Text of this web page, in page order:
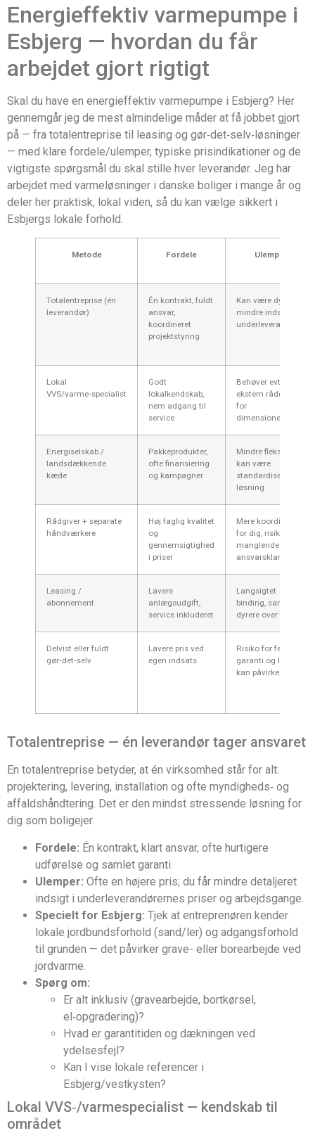
Energieffektiv varmepumpe i
Esbjerg — hvordan du får
arbejdet gjort rigtigt
Skal du have en energieffektiv varmepumpe i Esbjerg? Her
gennemgår jeg de mest almindelige måder at få jobbet gjort
på — fra totalentreprise til leasing og gør‑det‑selv‑løsninger
— med klare fordele/ulemper, typiske prisindikationer og de
vigtigste spørgsmål du skal stille hver leverandør. Jeg har
arbejdet med varmeløsninger i danske boliger i mange år og
deler her praktisk, lokal viden, så du kan vælge sikkert i
Esbjergs lokale forhold.
Metode Fordele Ulemper
Totalentreprise (én
leverandør)
Én kontrakt, fuldt
ansvar,
koordineret
projektstyring
Kan være dyrere;
mindre indsigt i
underleverandører
Lokal
VVS/varme‑specialist
Godt
lokalkendskab,
nem adgang til
service
Behøver evt.
ekstern rådgiver
for
dimensionering
Energiselskab /
landsdækkende
kæde
Pakkeprodukter,
ofte finansiering
og kampagner
Mindre fleksibel,
kan være
standardiseret
løsning
Rådgiver + separate
håndværkere
Høj faglig kvalitet
og
gennemsigtighed
i priser
Mere koordinering
for dig, risiko ved
manglende
ansvarsklarhed
Leasing /
abonnement
Lavere
anlægsudgift,
service inkluderet
Langsigtet
binding, samlet
dyrere over tid
Delvist eller fuldt
gør‑det‑selv
Lavere pris ved
egen indsats
Risiko for fejl,
garanti og lovkrav
kan påvirkes
Totalentreprise — én leverandør tager ansvaret
En totalentreprise betyder, at én virksomhed står for alt:
projektering, levering, installation og ofte myndigheds‑ og
affaldshåndtering. Det er den mindst stressende løsning for
dig som boligejer.
Fordele: Én kontrakt, klart ansvar, ofte hurtigere
udførelse og samlet garanti.
Ulemper: Ofte en højere pris; du får mindre detaljeret
indsigt i underleverandørernes priser og arbejdsgange.
Specielt for Esbjerg: Tjek at entreprenøren kender
lokale jordbundsforhold (sand/ler) og adgangsforhold
til grunden — det påvirker grave- eller borearbejde ved
jordvarme.
Spørg om:
Er alt inklusiv (gravearbejde, bortkørsel,
el‑opgradering)?
Hvad er garantitiden og dækningen ved
ydelsesfejl?
Kan I vise lokale referencer i
Esbjerg/vestkysten?
Lokal VVS‑/varmespecialist — kendskab til
området